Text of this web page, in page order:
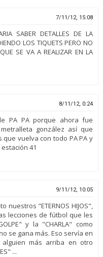
7/11/12, 15:08
SABER DETALLES DE LA
LOS TIQUETS PERO NO
SE VA A REALIZAR EN LA
8/11/12, 0:24
PA PA porque ahora fue
gonzález así que
vuelva con todo PA PA y
41
9/11/12, 10:05
nuestros "ETERNOS HIJOS",
lecciones de fútbol que les
y la "CHARLA" como
se gana más. Eso servía en
más arriba en otro
...